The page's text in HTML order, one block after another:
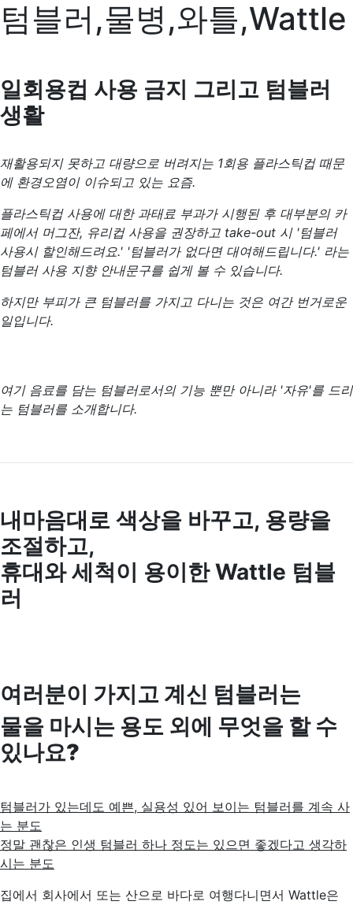
텀블러,물병,와틀,Wattle
일회용컵 사용 금지 그리고 텀블러
생활
재활용되지 못하고 대량으로 버려지는 1회용 플라스틱컵 때문
에 환경오염이 이슈되고 있는 요즘.
플라스틱컵 사용에 대한 과태료 부과가 시행된 후 대부분의 카
페에서 머그잔, 유리컵 사용을 권장하고 take-out 시 '텀블러
사용시 할인해드려요.' '텀블러가 없다면 대여해드립니다.' 라는
텀블러 사용 지향 안내문구를 쉽게 볼 수 있습니다.
하지만 부피가 큰 텀블러를 가지고 다니는 것은 여간 번거로운
일입니다.
여기 음료를 담는 텀블러로서의 기능 뿐만 아니라 '자유'를 드리
는 텀블러를 소개합니다.
내마음대로 색상을 바꾸고, 용량을
조절하고,
휴대와 세척이 용이한 Wattle 텀블
러
여러분이 가지고 계신 텀블러는
물을 마시는 용도 외에 무엇을 할 수
있나요?
텀블러가 있는데도 예쁜, 실용성 있어 보이는 텀블러를 계속 사
는 분도
정말 괜찮은 인생 텀블러 하나 정도는 있으면 좋겠다고 생각하
시는 분도
집에서 회사에서 또는 산으로 바다로 여행다니면서 Wattle은